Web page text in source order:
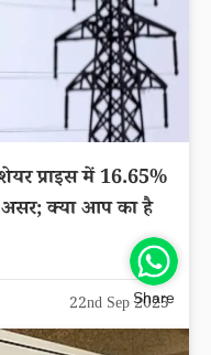
प्राइस में 16.65%
क्या आप का है
22nd Sep 2025
Share